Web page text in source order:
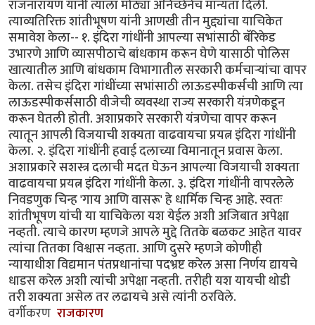
राजनारायण यांनी त्याला मोठ्या अनिच्छेनेच मान्यता दिली.
त्याव्यतिरिक्त शांतीभूषण यांनी आणखी तीन मुद्द्यांचा याचिकेत
समावेश केला-- १. इंदिरा गांधींनी आपल्या सभांसाठी बॅरिकेड
उभारणे आणि व्यासपीठाचे बांधकाम करून घेणे यासाठी पोलिस
खात्यातील आणि बांधकाम विभागातील सरकारी कर्मचार्‍यांचा वापर
केला. तसेच इंदिरा गांधींच्या सभांसाठी लाऊडस्पीकर्सची आणि त्या
लाऊडस्पीकर्ससाठी वीजेची व्यवस्था राज्य सरकारी यंत्रणेकडून
करून घेतली होती. अशाप्रकारे सरकारी यंत्रणेचा वापर करून
त्यातून आपली विजयाची शक्यता वाढवायचा प्रयत्न इंदिरा गांधींनी
केला. २. इंदिरा गांधींनी हवाई दलाच्या विमानातून प्रवास केला.
अशाप्रकारे सशस्त्र दलाची मदत घेऊन आपल्या विजयाची शक्यता
वाढवायचा प्रयत्न इंदिरा गांधींनी केला. ३. इंदिरा गांधींनी वापरलेले
निवडणुक चिन्ह 'गाय आणि वासरू' हे धार्मिक चिन्ह आहे. स्वतः
शांतीभूषण यांची या याचिकेला यश येईल अशी अजिबात अपेक्षा
नव्हती. त्याचे कारण म्हणजे आपले मुद्दे तितके बळकट आहेत यावर
त्यांचा तितका विश्वास नव्हता. आणि दुसरे म्हणजे कोणीही
न्यायाधीश विद्यमान पंतप्रधानांचा पदभ्रष्ट करेल असा निर्णय द्यायचे
धाडस करेल अशी त्यांची अपेक्षा नव्हती. तरीही यश यायची थोडी
तरी शक्यता असेल तर लढायचे असे त्यांनी ठरविले.
वर्गीकरण राजकारण